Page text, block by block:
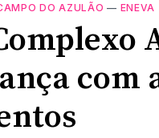
DO AZULÃO — ENEVA
com